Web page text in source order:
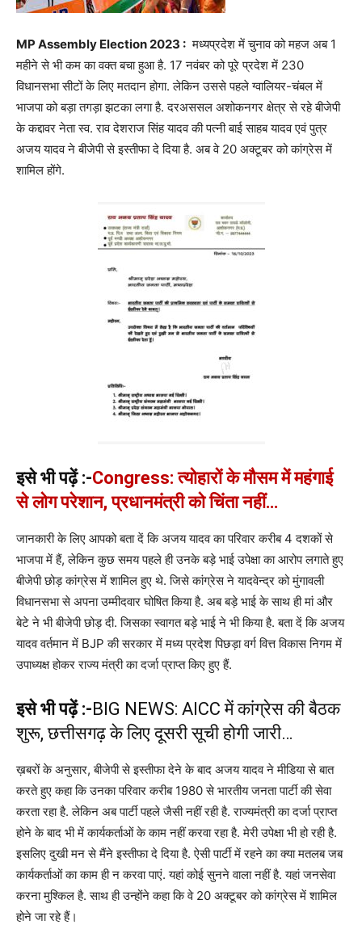
MP Assembly Election 2023 : मध्यप्रदेश में चुनाव को महज अब 1
महीने से भी कम का वक्त बचा हुआ है. 17 नवंबर को पूरे प्रदेश में 230
विधानसभा सीटों के लिए मतदान होगा. लेकिन उससे पहले ग्वालियर-चंबल में
भाजपा को बड़ा तगड़ा झटका लगा है. दरअससल अशोकनगर क्षेत्र से रहे बीजेपी
के कद्दावर नेता स्व. राव देशराज सिंह यादव की पत्नी बाई साहब यादव एवं पुत्र
अजय यादव ने बीजेपी से इस्तीफा दे दिया है. अब वे 20 अक्टूबर को कांग्रेस में
शामिल होंगे.
इसे भी पढ़ें :-Congress: त्योहारों के मौसम में महंगाई
से लोग परेशान, प्रधानमंत्री को चिंता नहीं…
जानकारी के लिए आपको बता दें कि अजय यादव का परिवार करीब 4 दशकों से
भाजपा में हैं, लेकिन कुछ समय पहले ही उनके बड़े भाई उपेक्षा का आरोप लगाते हुए
बीजेपी छोड़ कांग्रेस में शामिल हुए थे. जिसे कांग्रेस ने यादवेन्द्र को मुंगावली
विधानसभा से अपना उम्मीदवार घोषित किया है. अब बड़े भाई के साथ ही मां और
बेटे ने भी बीजेपी छोड़ दी. जिसका स्वागत बड़े भाई ने भी किया है. बता दें कि अजय
यादव वर्तमान में BJP की सरकार में मध्य प्रदेश पिछड़ा वर्ग वित्त विकास निगम में
उपाध्यक्ष होकर राज्य मंत्री का दर्जा प्राप्त किए हुए हैं.
इसे भी पढ़ें :-BIG NEWS: AICC में कांग्रेस की बैठक
शुरू, छत्तीसगढ़ के लिए दूसरी सूची होगी जारी…
ख़बरों के अनुसार, बीजेपी से इस्तीफा देने के बाद अजय यादव ने मीडिया से बात
करते हुए कहा कि उनका परिवार करीब 1980 से भारतीय जनता पार्टी की सेवा
करता रहा है. लेकिन अब पार्टी पहले जैसी नहीं रही है. राज्यमंत्री का दर्जा प्राप्त
होने के बाद भी में कार्यकर्ताओं के काम नहीं करवा रहा है. मेरी उपेक्षा भी हो रही है.
इसलिए दुखी मन से मैंने इस्तीफा दे दिया है. ऐसी पार्टी में रहने का क्या मतलब जब
कार्यकर्ताओं का काम ही न करवा पाएं. यहां कोई सुनने वाला नहीं है. यहां जनसेवा
करना मुश्किल है. साथ ही उन्होंने कहा कि वे 20 अक्टूबर को कांग्रेस में शामिल
होने जा रहे हैं।